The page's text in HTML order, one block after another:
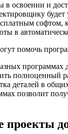
освоении и
будет
софтом,
в
помочь
программах
полноценный
деталей в
позволит
проекты